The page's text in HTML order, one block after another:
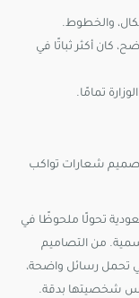
والخطوط.
كان أكثر ثباتًا في
تمامًا.
شعارات تواكب
تحولًا ملحوظًا في
من التصاميم
تحمل رسائل واضحة،
شخصيتها بدقة.